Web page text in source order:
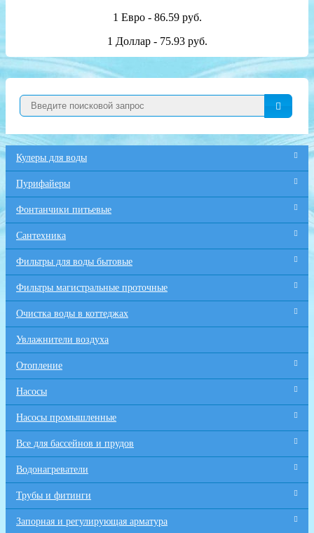
1 Евро - 86.59 руб.
1 Доллар - 75.93 руб.
Кулеры для воды
Пурифайеры
Фонтанчики питьевые
Сантехника
Фильтры для воды бытовые
Фильтры магистральные проточные
Очистка воды в коттеджах
Увлажнители воздуха
Отопление
Насосы
Насосы промышленные
Все для бaссейнов и прудов
Водонагреватели
Трубы и фитинги
Запорная и регулирующая арматура